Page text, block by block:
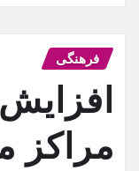
فرهنگی
مراکز